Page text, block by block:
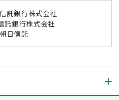
託銀行株式会社
託銀行株式会社
日信託